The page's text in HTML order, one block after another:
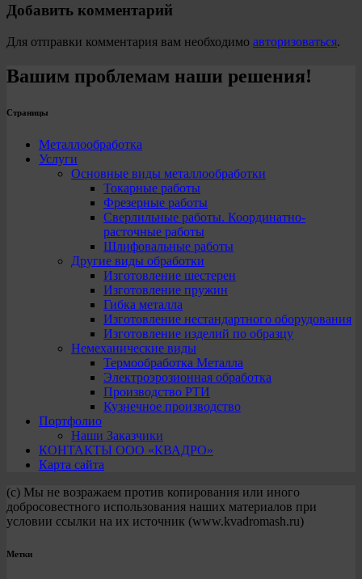
Добавить комментарий
Для отправки комментария вам необходимо авторизоваться.
Вашим проблемам наши решения!
Страницы
Металлообработка
Услуги
Основные виды металлообработки
Токарные работы
Фрезерные работы
Сверлильные работы. Координатно-
расточные работы
Шлифовальные работы
Другие виды обработки
Изготовление шестерен
Изготовление пружин
Гибка металла
Изготовление нестандартного оборудования
Изготовление изделий по образцу
Немеханические виды
Термообработка Металла
Электроэрозионная обработка
Производство РТИ
Кузнечное производство
Портфолио
Наши Заказчики
КОНТАКТЫ ООО «КВАДРО»
Карта сайта
(с) Мы не возражаем против копирования или иного
добросовестного использования наших материалов при
условии ссылки на их источник (www.kvadromash.ru)
Метки